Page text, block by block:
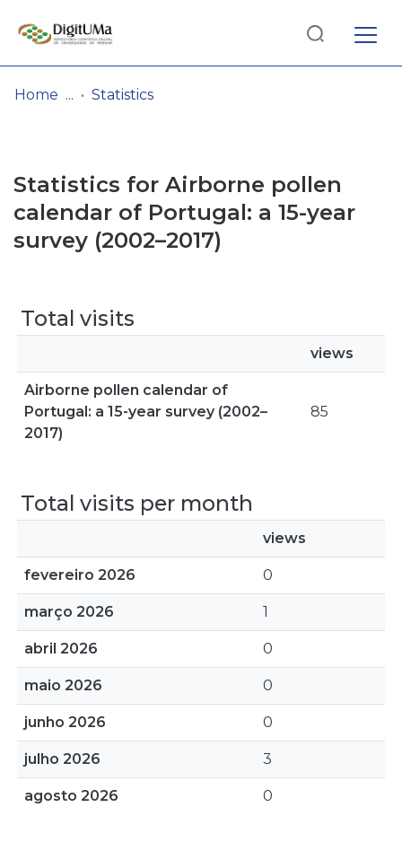
Browse repository
Entities
Log
In(current)
Home Statistics
Statistics for Airborne pollen
calendar of Portugal: a 15-year
survey (2002–2017)
Total visits
views
Airborne pollen calendar of
Portugal: a 15-year survey (2002–
2017)
85
Total visits per month
views
fevereiro 2026 0
março 2026 1
abril 2026 0
maio 2026 0
junho 2026 0
julho 2026 3
agosto 2026 0